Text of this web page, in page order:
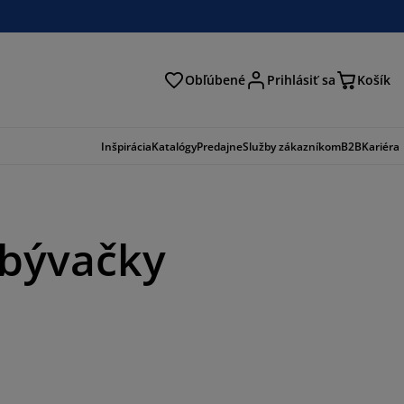
Obľúbené Prihlásiť sa Košík
InšpiráciaKatalógyPredajneSlužby zákazníkomB2BKariéra